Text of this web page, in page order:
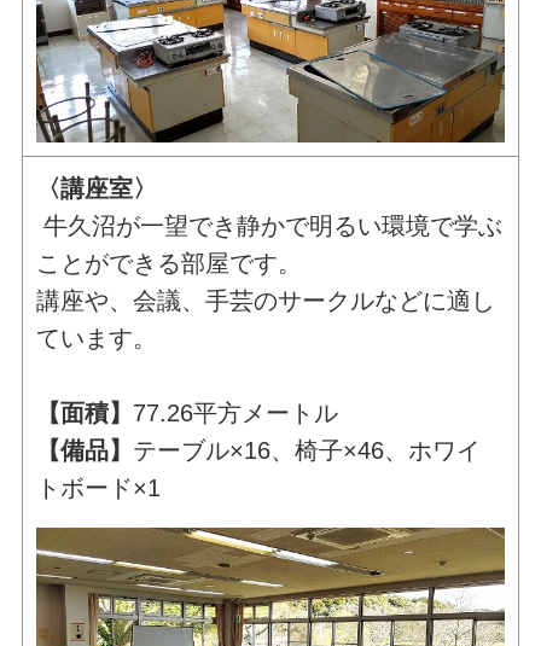
〈講座室〉
牛久沼が一望でき静かで明るい環境で学ぶ
ことができる部屋です。
講座や、会議、手芸のサークルなどに適し
ています。
【面積】 77.26平方メートル
【備品】 テーブル×16、椅子×46、ホワイ
トボード×1